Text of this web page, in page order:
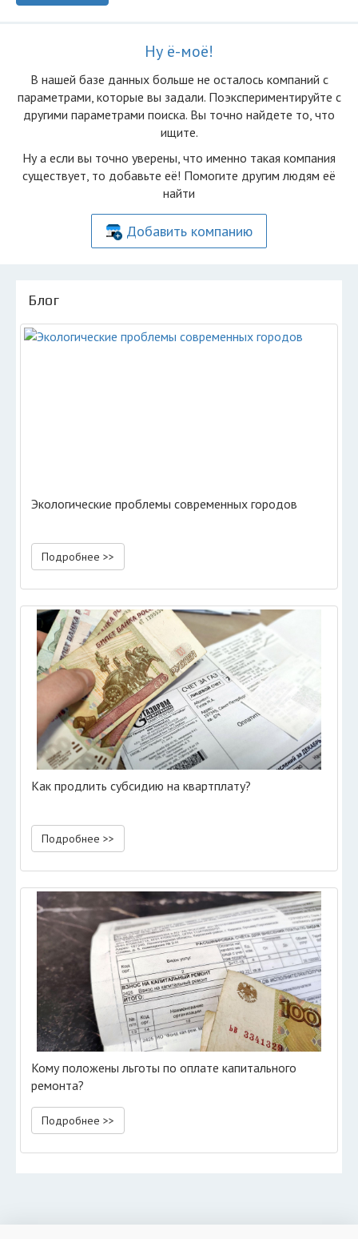
Ну ё-моё!
В нашей базе данных больше не осталоcь компаний с
параметрами, которые вы задали. Поэкспериментируйте с
другими параметрами поиска. Вы точно найдете то, что
ищите.
Ну а если вы точно уверены, что именно такая компания
существует, то добавьте её! Помогите другим людям её
найти
Добавить компанию
Блог
Экологические проблемы современных городов
Подробнее >>
Как продлить субсидию на квартплату?
Подробнее >>
Кому положены льготы по оплате капитального
ремонта?
Подробнее >>